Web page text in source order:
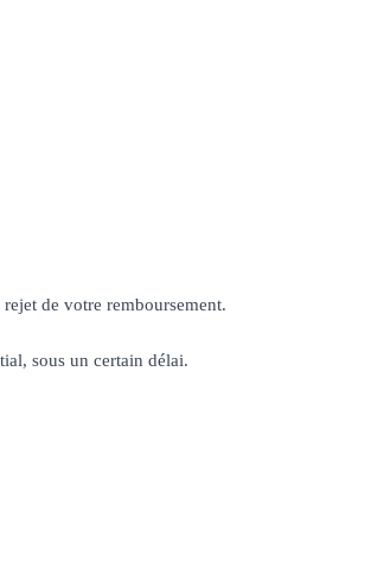
de votre remboursement.
sous un certain délai.